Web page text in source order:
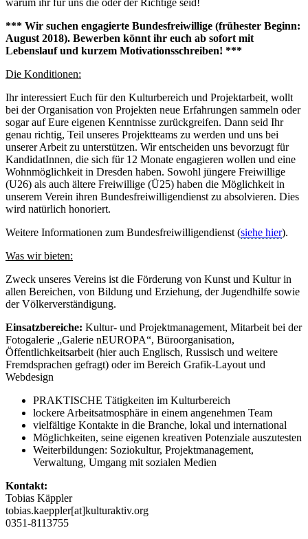
*** Wir suchen engagierte Bundesfreiwillige (frühester Beginn:
August 2018). Bewerben könnt ihr euch ab sofort mit
Lebenslauf und kurzem Motivationsschreiben! ***
Die Konditionen:
Ihr interessiert Euch für den Kulturbereich und Projektarbeit, wollt
bei der Organisation von Projekten neue Erfahrungen sammeln oder
sogar auf Eure eigenen Kenntnisse zurückgreifen. Dann seid Ihr
genau richtig, Teil unseres Projektteams zu werden und uns bei
unserer Arbeit zu unterstützen. Wir entscheiden uns bevorzugt für
KandidatInnen, die sich für 12 Monate engagieren wollen und eine
Wohnmöglichkeit in Dresden haben. Sowohl jüngere Freiwillige
(U26) als auch ältere Freiwillige (Ü25) haben die Möglichkeit in
unserem Verein ihren Bundesfreiwilligendienst zu absolvieren. Dies
wird natürlich honoriert.
Weitere Informationen zum Bundesfreiwilligendienst (siehe hier).
Was wir bieten:
Zweck unseres Vereins ist die Förderung von Kunst und Kultur in
allen Bereichen, von Bildung und Erziehung, der Jugendhilfe sowie
der Völkerverständigung.
Einsatzbereiche: Kultur- und Projektmanagement, Mitarbeit bei der
Fotogalerie „Galerie nEUROPA“, Büroorganisation,
Öffentlichkeitsarbeit (hier auch Englisch, Russisch und weitere
Fremdsprachen gefragt) oder im Bereich Grafik-Layout und
Webdesign
PRAKTISCHE Tätigkeiten im Kulturbereich
lockere Arbeitsatmosphäre in einem angenehmen Team
vielfältige Kontakte in die Branche, lokal und international
Möglichkeiten, seine eigenen kreativen Potenziale auszutesten
Weiterbildungen: Soziokultur, Projektmanagement,
Verwaltung, Umgang mit sozialen Medien
Kontakt:
Tobias Käppler
tobias.kaeppler[at]kulturaktiv.org
0351-8113755